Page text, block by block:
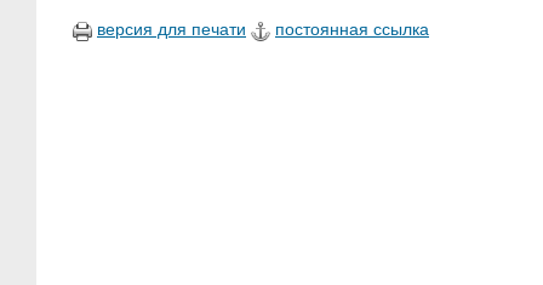
версия для печати постоянная ссылка